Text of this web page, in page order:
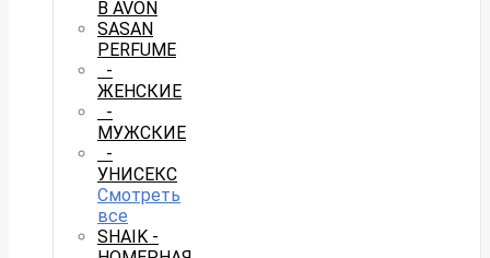
В AVON
SASAN
PERFUME
-
ЖЕНСКИЕ
-
МУЖСКИЕ
-
УНИСЕКС
Смотреть
все
SHAIK -